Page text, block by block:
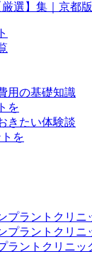
選】集｜京都版
用の基礎知識
を
きたい体験談
を
プラントクリニ
プラントクリニ
ラントクリニッ